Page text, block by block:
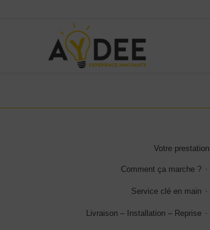
Votre prestation
Comment ça marche ?
Service clé en main
Livraison – Installation – Reprise